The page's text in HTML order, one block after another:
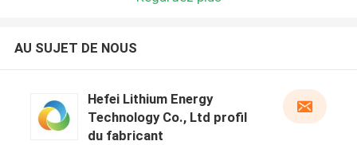
AU SUJET DE NOUS
Hefei Lithium Energy
Technology Co., Ltd profil
du fabricant